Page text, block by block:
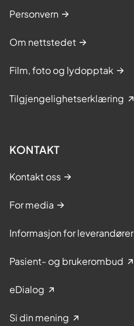
Personvern
Om nettstedet
Film, foto og lydopptak
Tilgjengelighetserklæring
KONTAKT
Kontakt oss
For media
Informasjon for leverandører
Pasient- og brukerombud
eDialog
Si din mening